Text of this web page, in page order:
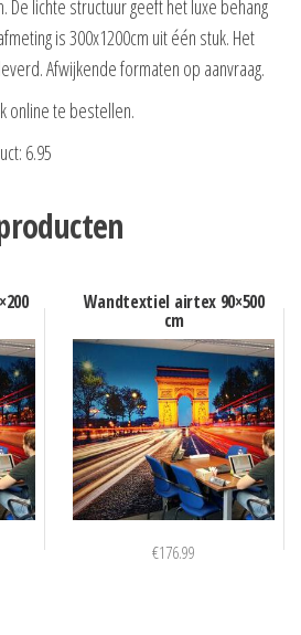
De lichte structuur geeft het luxe behang
is 300x1200cm uit één stuk. Het
Afwijkende formaten op aanvraag.
online te bestellen.
6.95
Wandtextiel airtex 90×500
cm
€176.99